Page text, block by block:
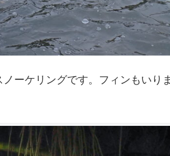
ーケリングです。フィンもいり